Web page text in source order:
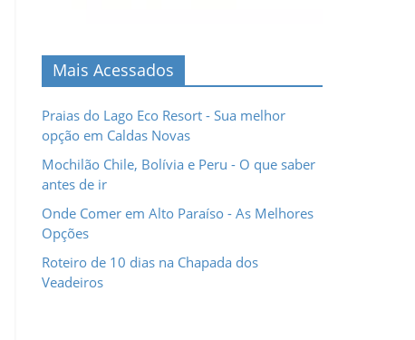
Mais Acessados
Praias do Lago Eco Resort - Sua melhor
opção em Caldas Novas
Mochilão Chile, Bolívia e Peru - O que saber
antes de ir
Onde Comer em Alto Paraíso - As Melhores
Opções
Roteiro de 10 dias na Chapada dos
Veadeiros